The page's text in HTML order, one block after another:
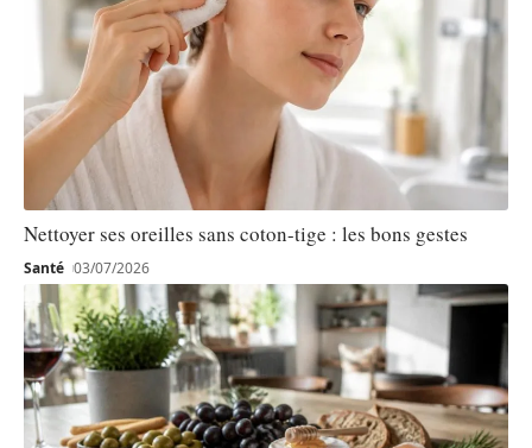
Nettoyer ses oreilles sans coton-tige : les bons gestes
Santé 03/07/2026